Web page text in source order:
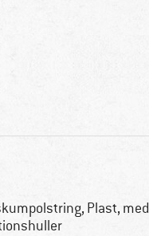
Plast, med